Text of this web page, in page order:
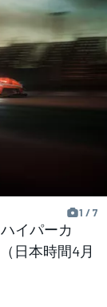
1 / 7
イパーカ
日本時間4月